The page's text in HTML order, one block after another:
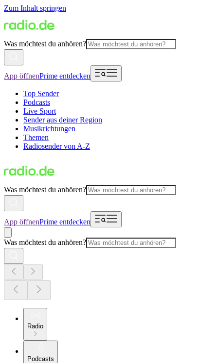
Zum Inhalt springen
Was möchtest du anhören?
App öffnenPrime entdecken
Top Sender
Podcasts
Live Sport
Sender aus deiner Region
Musikrichtungen
Themen
Radiosender von A-Z
Was möchtest du anhören?
App öffnenPrime entdecken
Was möchtest du anhören?
Radio
Podcasts